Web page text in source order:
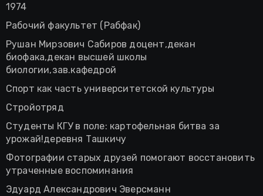
1974
Рабочий факультет (Рабфак)
Рушан Мирзович Сабиров доцент,декан
биофака,декан высшей школы
биологии,зав.кафедрой
Спорт как часть университетской культуры
Стройотряд
Студенты КГУ в поле: картофельная битва за
урожай!деревня Ташкичу
Фотографии старых друзей помогают восстановить
утраченные воспоминания
Эдуард Александрович Эверсманн